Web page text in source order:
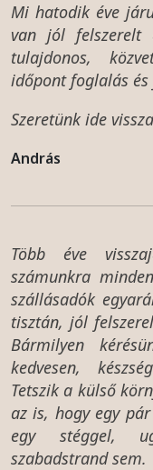
Mi hatodik éve
van jól felszerelt
tulajdonos,
időpont foglalás és
Szeretünk ide
András
Több éve
számunkra
szállásadók
tisztán, jól
Bármilyen
kedvesen,
Tetszik a külső
az is, hogy egy
egy stéggel,
szabadstrand sem.